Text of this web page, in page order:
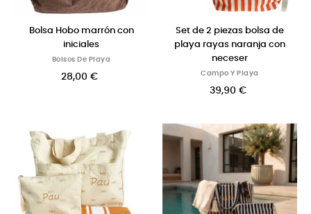
Bolsa Hobo marrón con
iniciales
Bolsos De Playa
28,00 €
Set de 2 piezas bolsa de
playa rayas naranja con
neceser
Campo Y Playa
39,90 €